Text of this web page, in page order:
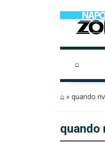
⌂
⌂ » quando
quando